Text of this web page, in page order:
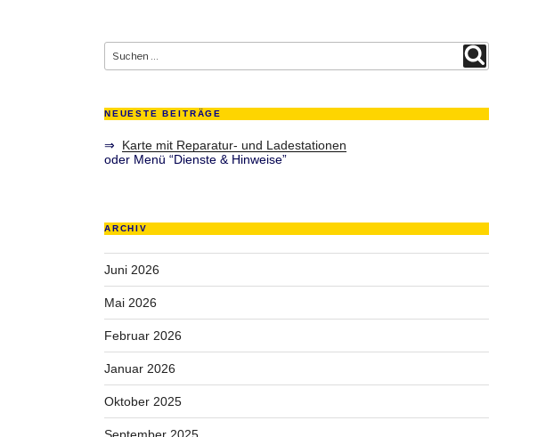
Suche
nach:
NEUESTE BEITRÄGE
⇒ Karte mit Reparatur- und Ladestationen
oder Menü “Dienste & Hinweise”
ARCHIV
Juni 2026
Mai 2026
Februar 2026
Januar 2026
Oktober 2025
September 2025